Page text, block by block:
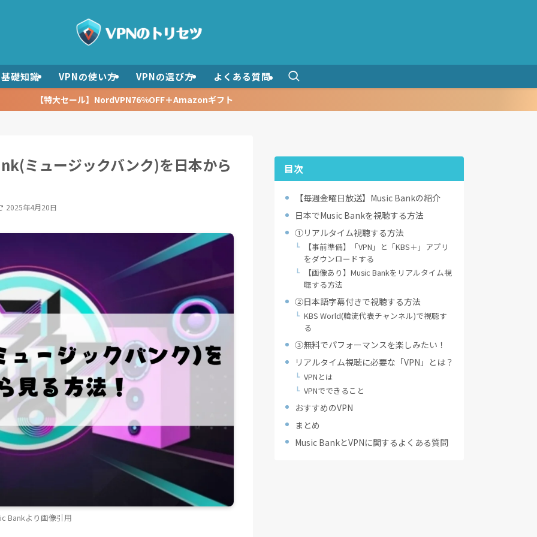
礎知識 VPNの使い方 VPNの選び方 よくある質問
【特大セール】NordVPN76%OFF＋Amazonギフト
ミュージックバンク)を日本から
2025年4月20日
Bankより画像引用
目次
【毎週金曜日放送】Music Bankの紹介
日本でMusic Bankを視聴する方法
①リアルタイム視聴する方法
【事前準備】「VPN」と「KBS＋」アプリ
をダウンロードする
【画像あり】Music Bankをリアルタイム視
聴する方法
②日本語字幕付きで視聴する方法
KBS World(韓流代表チャンネル)で視聴す
る
③無料でパフォーマンスを楽しみたい！
リアルタイム視聴に必要な「VPN」とは？
VPNとは
VPNでできること
おすすめのVPN
まとめ
Music BankとVPNに関するよくある質問